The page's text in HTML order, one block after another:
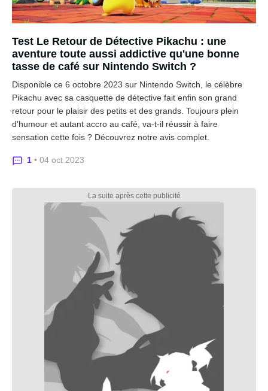
Test Le Retour de Détective Pikachu : une
aventure toute aussi addictive qu'une bonne
tasse de café sur Nintendo Switch ?
Disponible ce 6 octobre 2023 sur Nintendo Switch, le célèbre
Pikachu avec sa casquette de détective fait enfin son grand
retour pour le plaisir des petits et des grands. Toujours plein
d'humour et autant accro au café, va-t-il réussir à faire
sensation cette fois ? Découvrez notre avis complet.
1 • 04 oct 2023